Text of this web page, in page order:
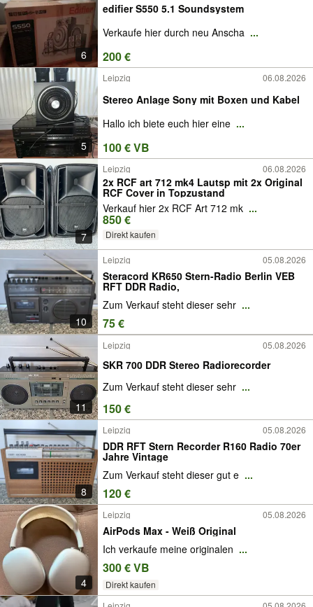
6
edifier S550 5.1 Soundsystem
Verkaufe hier durch neu Anscha ...
200 €
5
Leipzig 06.08.2026
Stereo Anlage Sony mit Boxen und Kabel
Hallo ich biete euch hier eine ...
100 € VB
7
Leipzig 06.08.2026
2x RCF art 712 mk4 Lautsp mit 2x Original
RCF Cover in Topzustand
Verkauf hier 2x RCF Art 712 mk ...
850 €
Direkt kaufen
10
Leipzig 05.08.2026
Steracord KR650 Stern-Radio Berlin VEB
RFT DDR Radio,
Zum Verkauf steht dieser sehr ...
75 €
11
Leipzig 05.08.2026
SKR 700 DDR Stereo Radiorecorder
Zum Verkauf steht dieser sehr ...
150 €
8
Leipzig 05.08.2026
DDR RFT Stern Recorder R160 Radio 70er
Jahre Vintage
Zum Verkauf steht dieser gut e ...
120 €
4
Leipzig 05.08.2026
AirPods Max - Weiß Original
Ich verkaufe meine originalen ...
300 € VB
Direkt kaufen